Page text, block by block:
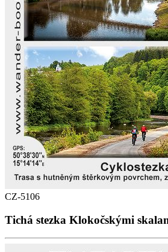
CZ-5106
Tichá stezka Klokočskými